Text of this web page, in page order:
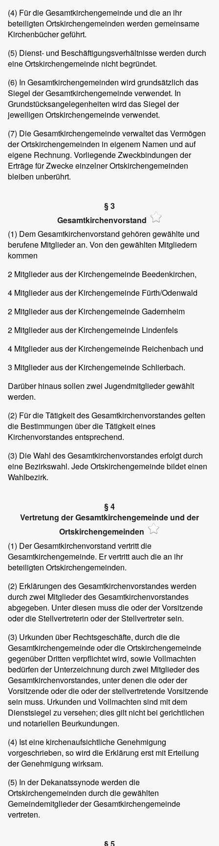
(4) Für die Gesamtkirchengemeinde und die an ihr
beteiligten Ortskirchengemeinden werden gemeinsame
Kirchenbücher geführt.
(5) Dienst- und Beschäftigungsverhältnisse werden durch
eine Ortskirchengemeinde nicht begründet.
(6) In Gesamtkirchengemeinden wird grundsätzlich das
Siegel der Gesamtkirchengemeinde verwendet. In
Grundstücksangelegenheiten wird das Siegel der
jeweiligen Ortskirchengemeinde verwendet.
(7) Die Gesamtkirchengemeinde verwaltet das Vermögen
der Ortskirchengemeinden in eigenem Namen und auf
eigene Rechnung. Vorliegende Zweckbindungen der
Erträge für Zwecke einzelner Ortskirchengemeinden
bleiben unberührt.
§ 3
Gesamtkirchenvorstand
(1) Dem Gesamtkirchenvorstand gehören gewählte und
berufene Mitglieder an. Von den gewählten Mitgliedern
kommen
2 Mitglieder aus der Kirchengemeinde Beedenkirchen,
4 Mitglieder aus der Kirchengemeinde Fürth/Odenwald
2 Mitglieder aus der Kirchengemeinde Gadernheim
2 Mitglieder aus der Kirchengemeinde Lindenfels
4 Mitglieder aus der Kirchengemeinde Reichenbach und
3 Mitglieder aus der Kirchengemeinde Schlierbach.
Darüber hinaus sollen zwei Jugendmitglieder gewählt
werden.
(2) Für die Tätigkeit des Gesamtkirchenvorstandes gelten
die Bestimmungen über die Tätigkeit eines
Kirchenvorstandes entsprechend.
(3) Die Wahl des Gesamtkirchenvorstandes erfolgt durch
eine Bezirkswahl. Jede Ortskirchengemeinde bildet einen
Wahlbezirk.
§ 4
Vertretung der Gesamtkirchengemeinde und der
Ortskirchengemeinden
(1) Der Gesamtkirchenvorstand vertritt die
Gesamtkirchengemeinde. Er vertritt auch die an ihr
beteiligten Ortskirchengemeinden.
(2) Erklärungen des Gesamtkirchenvorstandes werden
durch zwei Mitglieder des Gesamtkirchenvorstandes
abgegeben. Unter diesen muss die oder der Vorsitzende
oder die Stellvertreterin oder der Stellvertreter sein.
(3) Urkunden über Rechtsgeschäfte, durch die die
Gesamtkirchengemeinde oder die Ortskirchengemeinde
gegenüber Dritten verpflichtet wird, sowie Vollmachten
bedürfen der Unterzeichnung durch zwei Mitglieder des
Gesamtkirchenvorstandes, unter denen die oder der
Vorsitzende oder die oder der stellvertretende Vorsitzende
sein muss. Urkunden und Vollmachten sind mit dem
Dienstsiegel zu versehen; dies gilt nicht bei gerichtlichen
und notariellen Beurkundungen.
(4) Ist eine kirchenaufsichtliche Genehmigung
vorgeschrieben, so wird die Erklärung erst mit Erteilung
der Genehmigung wirksam.
(5) In der Dekanatssynode werden die
Ortskirchengemeinden durch die gewählten
Gemeindemitglieder der Gesamtkirchengemeinde
vertreten.
§ 5